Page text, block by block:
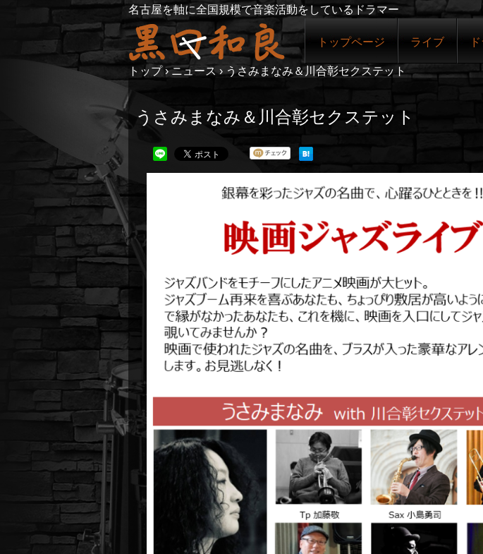
名古屋を軸に全国規模で音楽活動をしているドラマー
トップページ ライブ
トップ › ニュース › うさみまなみ＆川合彰セクステット
うさみまなみ＆川合彰セクステット